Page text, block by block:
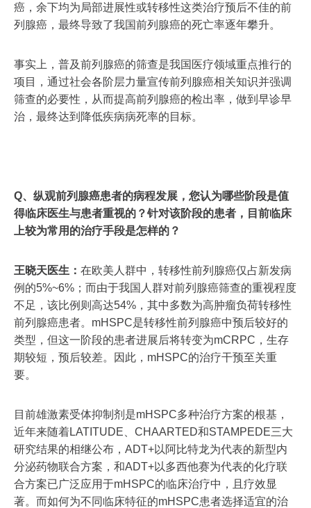
癌，余下均为局部进展性或转移性这类治疗预后不佳的前
列腺癌，最终导致了我国前列腺癌的死亡率逐年攀升。
事实上，普及前列腺癌的筛查是我国医疗领域重点推行的
项目，通过社会各阶层力量宣传前列腺癌相关知识并强调
筛查的必要性，从而提高前列腺癌的检出率，做到早诊早
治，最终达到降低疾病病死率的目标。
Q、纵观前列腺癌患者的病程发展，您认为哪些阶段是值
得临床医生与患者重视的？针对该阶段的患者，目前临床
上较为常用的治疗手段是怎样的？
王晓天医生： 在欧美人群中，转移性前列腺癌仅占新发病
例的5%~6%；而由于我国人群对前列腺癌筛查的重视程度
不足，该比例则高达54%，其中多数为高肿瘤负荷转移性
前列腺癌患者。mHSPC是转移性前列腺癌中预后较好的
类型，但这一阶段的患者进展后将转变为mCRPC，生存
期较短，预后较差。因此，mHSPC的治疗干预至关重
要。
目前雄激素受体抑制剂是mHSPC多种治疗方案的根基，
近年来随着LATITUDE、CHAARTED和STAMPEDE三大
研究结果的相继公布，ADT+以阿比特龙为代表的新型内
分泌药物联合方案，和ADT+以多西他赛为代表的化疗联
合方案已广泛应用于mHSPC的临床治疗中，且疗效显
著。而如何为不同临床特征的mHSPC患者选择适宜的治